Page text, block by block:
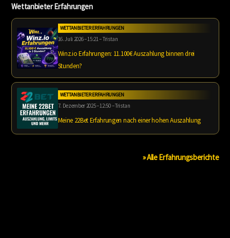
Wettanbieter Erfahrungen
WETTANBIETER ERFAHRUNGEN
16. Juli 2026 – 15:21 – Tristan
Winz.io Erfahrungen: 11.100€ Auszahlung binnen drei
Stunden?
WETTANBIETER ERFAHRUNGEN
7. Dezember 2025 – 12:50 – Tristan
Meine 22Bet Erfahrungen nach einer hohen Auszahlung
» Alle Erfahrungsberichte